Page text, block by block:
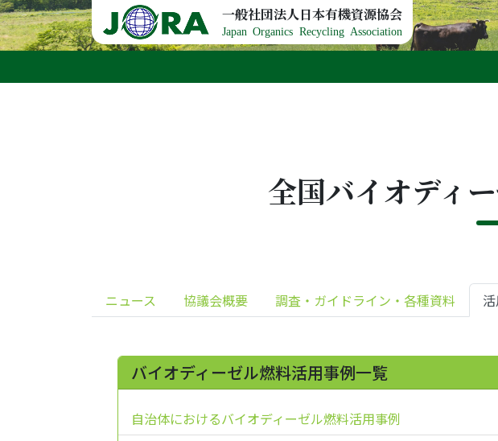
Skip to content 一般社団法人日本有機資源協会
Japan Organics Recycling Association
全国バイオディ
ニュース 協議会概要 調査・ガイドライン・各種資料
バイオディーゼル燃料活用事例一覧
自治体におけるバイオディーゼル燃料活用事例